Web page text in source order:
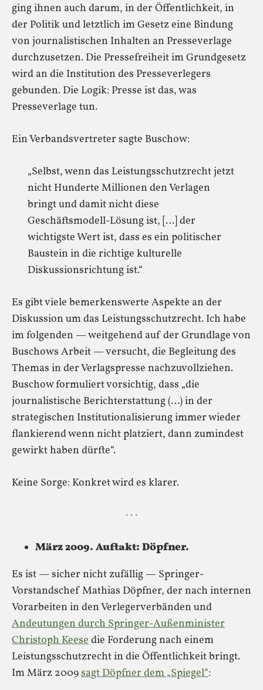
ging ihnen auch darum, in der Öffentlichkeit, in
der Politik und letztlich im Gesetz eine Bindung
von journalistischen Inhalten an Presseverlage
durchzusetzen. Die Pressefreiheit im Grundgesetz
wird an die Institution des Presseverlegers
gebunden. Die Logik: Presse ist das, was
Presseverlage tun.
Ein Verbandsvertreter sagte Buschow:
„Selbst, wenn das Leistungsschutzrecht jetzt
nicht Hunderte Millionen den Verlagen
bringt und damit nicht diese
Geschäftsmodell-Lösung ist, […] der
wichtigste Wert ist, dass es ein politischer
Baustein in die richtige kulturelle
Diskussionsrichtung ist.“
Es gibt viele bemerkenswerte Aspekte an der
Diskussion um das Leistungsschutzrecht. Ich habe
im folgenden — weitgehend auf der Grundlage von
Buschows Arbeit — versucht, die Begleitung des
Themas in der Verlagspresse nachzuvollziehen.
Buschow formuliert vorsichtig, dass „die
journalistische Berichterstattung (…) in der
strategischen Institutionalisierung immer wieder
flankierend wenn nicht platziert, dann zumindest
gewirkt haben dürfte“.
Keine Sorge: Konkret wird es klarer.
· · ·
März 2009. Auftakt: Döpfner.
Es ist — sicher nicht zufällig — Springer-
Vorstandschef Mathias Döpfner, der nach internen
Vorarbeiten in den Verlegerverbänden und
Andeutungen durch Springer-Außenminister
Christoph Keesedie Forderung nach einem
Leistungsschutzrecht in die Öffentlichkeit bringt.
Im März 2009sagt Döpfner dem „Spiegel“: